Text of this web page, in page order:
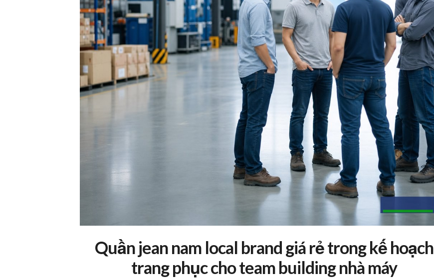
Quần jean nam local brand giá rẻ trong kế hoạch
trang phục cho team building nhà máy